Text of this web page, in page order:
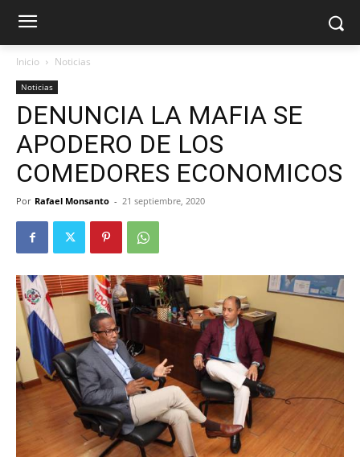
Inicio Noticias
Noticias
DENUNCIA LA MAFIA SE
APODERO DE LOS
COMEDORES ECONOMICOS
Por Rafael Monsanto - 21 septiembre, 2020